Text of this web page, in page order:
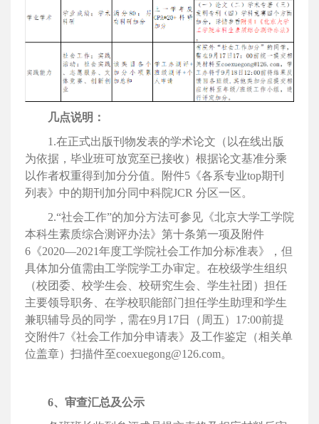
几点说明：
1.在正式出版刊物发表的学术论文（以在线出版
为依据，毕业班可放宽至已接收）根据论文基准分乘
以作者权重得到加分分值。附件5《各系专业top期刊
列表》中的期刊加分同中科院JCR 分区一区。
2.“社会工作”的加分方法可参见《北京大学工学院
本科生素质综合测评办法》第十条第一项及附件
6《2020—2021年度工学院社会工作加分标准表》，但
具体加分值需由工学院学工办审定。在校级学生组织
（校团委、校学生会、校研究生会、学生社团）担任
主要领导职务、在学校职能部门担任学生助理和学生
兼职辅导员的同学，需在9月17日（周五）17:00前提
交附件7《社会工作加分申请表》及工作鉴定（相关单
位盖章）扫描件至coexuegong@126.com。
6、审查汇总及公示